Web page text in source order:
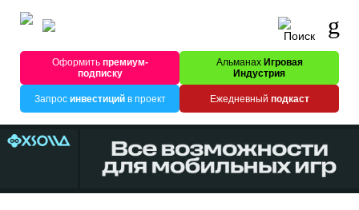
Оформитьпремиум-
подписку
Альманах Игровая
Индустрия
Запрос инвестицийв проект Ежедневный подкаст